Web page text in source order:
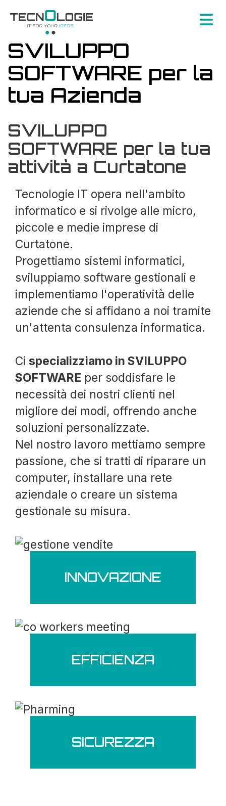
SVILUPPO
SOFTWARE per la
tua Azienda
SVILUPPO
SOFTWARE per la tua
attività a Curtatone
Tecnologie IT opera nell'ambito
informatico e si rivolge alle micro,
piccole e medie imprese di
Curtatone.
Progettiamo sistemi informatici,
sviluppiamo software gestionali e
implementiamo l'operatività delle
aziende che si affidano a noi tramite
un'attenta consulenza informatica.
Ci specializziamo in SVILUPPO
SOFTWARE per soddisfare le
necessità dei nostri clienti nel
migliore dei modi, offrendo anche
soluzioni personalizzate.
Nel nostro lavoro mettiamo sempre
passione, che si tratti di riparare un
computer, installare una rete
aziendale o creare un sistema
gestionale su misura.
INNOVAZIONE
EFFICIENZA
SICUREZZA